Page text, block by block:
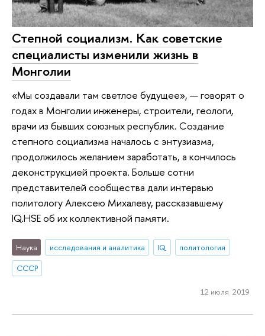
Степной социализм. Как советские
специалисты изменили жизнь в
Монголии
«Мы создавали там светлое будущее», — говорят о
годах в Монголии инженеры, строители, геологи,
врачи из бывших союзных республик. Создание
степного социализма началось с энтузиазма,
продолжилось желанием заработать, а кончилось
деконструкцией проекта. Больше сотни
представителей сообщества дали интервью
политологу Алексею Михалеву, рассказавшему
IQ.HSE об их коллективной памяти.
Наука исследования и аналитика IQ
политология
СССР
12 июля 2019